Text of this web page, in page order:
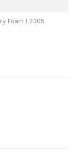
Foam L2305